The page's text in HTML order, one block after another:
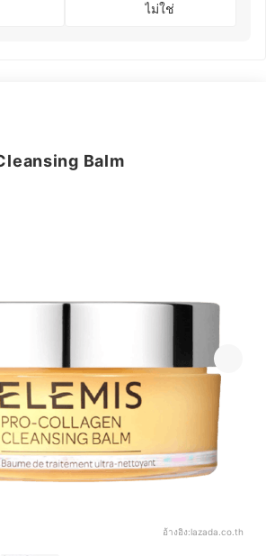
ไม่ใช่
Balm
อ้างอิง:lazada.co.th